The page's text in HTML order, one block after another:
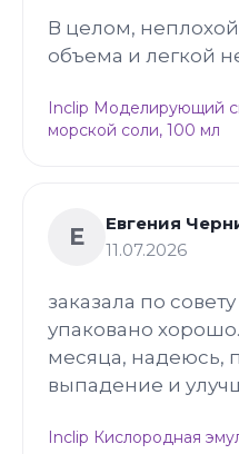
В целом,
объема и легкой
Inclip Моделирующий
морской соли, 100 мл
Е
Евгения
11.07.2026
заказала по
упаковано
месяца, надеюсь,
выпадение и
Inclip Кислородная